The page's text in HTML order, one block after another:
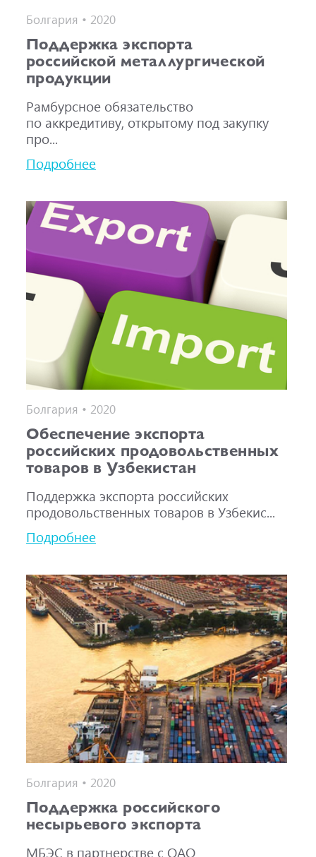
Болгария • 2020
Поддержка экспорта
российской металлургической
продукции
Рамбурсное обязательство
по аккредитиву, открытому под закупку
про...
Подробнее
Болгария • 2020
Обеспечение экспорта
российских продовольственных
товаров в Узбекистан
Поддержка экспорта российских
продовольственных товаров в Узбекис...
Подробнее
Болгария • 2020
Поддержка российского
несырьевого экспорта
МБЭС в партнерстве с ОАО